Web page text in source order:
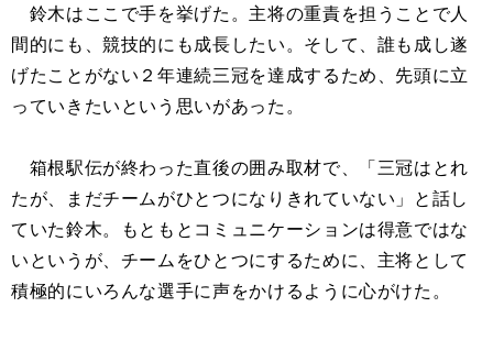
鈴木はここで手を挙げた。主将の重責を担うことで人
間的にも、競技的にも成長したい。そして、誰も成し遂
げたことがない２年連続三冠を達成するため、先頭に立
っていきたいという思いがあった。
箱根駅伝が終わった直後の囲み取材で、「三冠はとれ
たが、まだチームがひとつになりきれていない」と話し
ていた鈴木。もともとコミュニケーションは得意ではな
いというが、チームをひとつにするために、主将として
積極的にいろんな選手に声をかけるように心がけた。